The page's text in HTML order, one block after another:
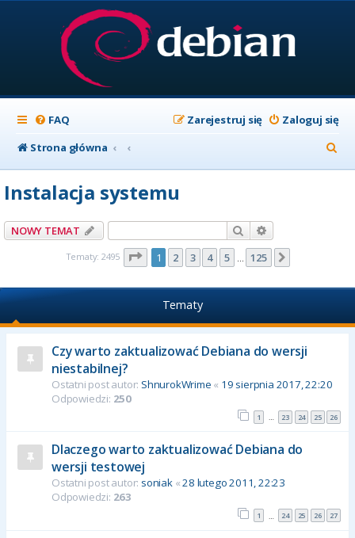
FAQ Zaloguj się
Zarejestruj się
Strona główna
z
Instalacja systemu
NOWY TEMAT Szukaj
Tematy: 2495 Strona z125
1 2 3 4 5 125
Tematy
Czy warto zaktualizować Debiana do wersji
niestabilnej?
Ostatni post autor: ShnurokWrime « 19 sierpnia 2017, 22:20
Odpowiedzi: 250
1 … 23 24 25 26
Dlaczego warto zaktualizować Debiana do
wersji testowej
Ostatni post autor: soniak«28 lutego 2011, 22:23
Odpowiedzi: 263
1 … 24 25 26 27